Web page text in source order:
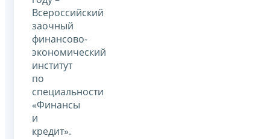
Всероссийский
заочный
финансово-
экономический
институт
по
специальности
«Финансы
и
кредит».